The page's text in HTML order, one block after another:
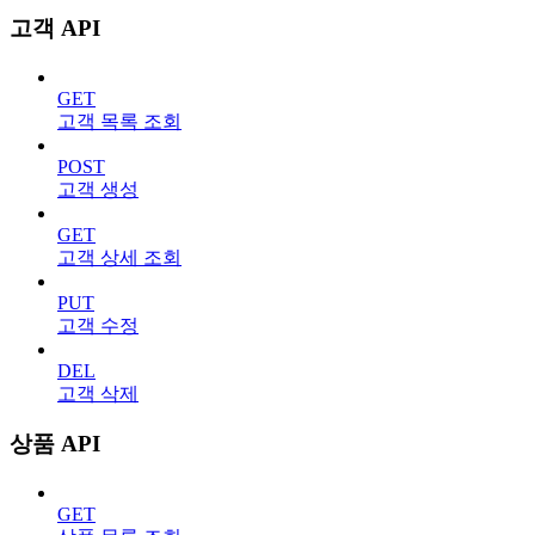
고객 API
GET
고객 목록 조회
POST
고객 생성
GET
고객 상세 조회
PUT
고객 수정
DEL
고객 삭제
상품 API
GET